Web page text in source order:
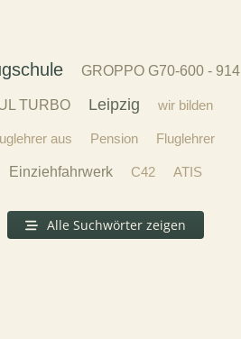
GROPPO G70-600 - 914
TURBO Leipzig wir bilden
aus Pension Fluglehrer
Einziehfahrwerk C42 ATIS
Alle Suchwörter zeigen